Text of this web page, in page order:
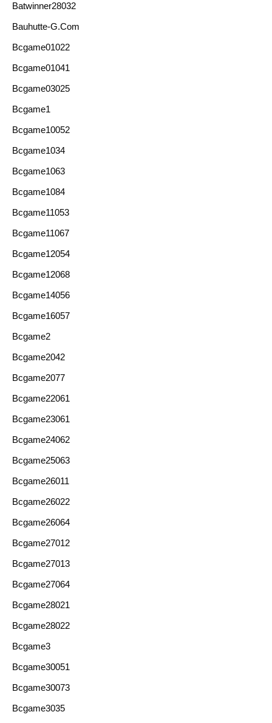
Batwinner28032
Bauhutte-G.com
Bcgame01022
Bcgame01041
Bcgame03025
Bcgame1
Bcgame10052
Bcgame1034
Bcgame1063
Bcgame1084
Bcgame11053
Bcgame11067
Bcgame12054
Bcgame12068
Bcgame14056
Bcgame16057
Bcgame2
Bcgame2042
Bcgame2077
Bcgame22061
Bcgame23061
Bcgame24062
Bcgame25063
Bcgame26011
Bcgame26022
Bcgame26064
Bcgame27012
Bcgame27013
Bcgame27064
Bcgame28021
Bcgame28022
Bcgame3
Bcgame30051
Bcgame30073
Bcgame3035